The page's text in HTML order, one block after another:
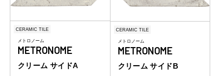
CERAMIC TILE
メトロノーム
METRONOME
クリーム サイドA
CERAMIC TILE
メトロノーム
METRONOME
クリーム サイドB